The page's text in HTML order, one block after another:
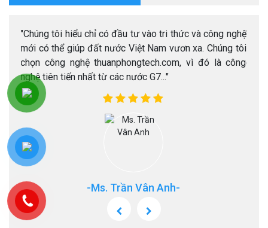
"Chúng tôi hiểu chỉ có đầu tư vào tri thức và công nghệ
mới có thể giúp đất nước Việt Nam vươn xa. Chúng tôi
chọn công nghệ thuanphongtech.com, vì đó là công
nghệ tiên tiến nhất từ các nước G7..."
-Ms. Trần Vân Anh-
"Tôi
lắp
chất